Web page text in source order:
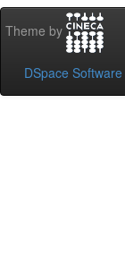
Theme by
DSpace Software